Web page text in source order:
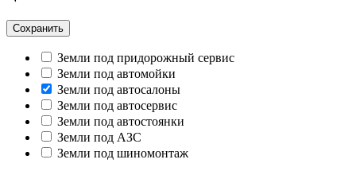
Сохранить
Земли под придорожный сервис
Земли под автомойки
Земли под автосалоны
Земли под автосервис
Земли под автостоянки
Земли под АЗС
Земли под шиномонтаж